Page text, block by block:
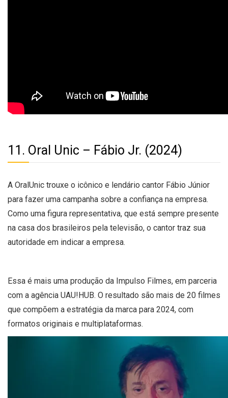
11. Oral Unic – Fábio Jr. (2024)
A OralUnic trouxe o icônico e lendário cantor Fábio Júnior
para fazer uma campanha sobre a confiança na empresa.
Como uma figura representativa, que está sempre presente
na casa dos brasileiros pela televisão, o cantor traz sua
autoridade em indicar a empresa.
Essa é mais uma produção da Impulso Filmes, em parceria
com a agência UAU!HUB. O resultado são mais de 20 filmes
que compõem a estratégia da marca para 2024, com
formatos originais e multiplataformas.